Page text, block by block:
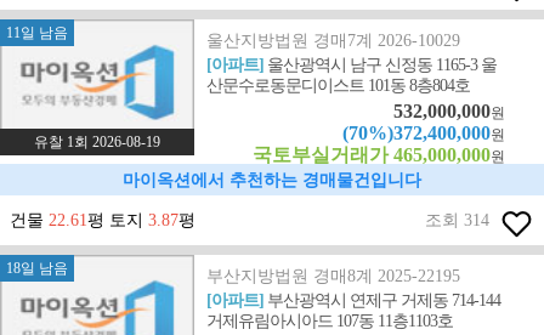
11일 남음
유찰 1회 2026-08-19
울산지방법원 경매7계 2026-10029
[아파트] 울산광역시 남구 신정동 1165-3 울
산문수로동문디이스트 101동 8층804호
532,000,000원
(70%)372,400,000원
국토부실거래가 465,000,000원
마이옥션에서 추천하는 경매물건입니다
건물 22.61평 토지 3.87평 조회 314
18일 남음
부산지방법원 경매8계 2025-22195
[아파트] 부산광역시 연제구 거제동 714-144
거제유림아시아드 107동 11층1103호